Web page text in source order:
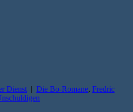
Dienst | Die Bo-Romane, Fredric